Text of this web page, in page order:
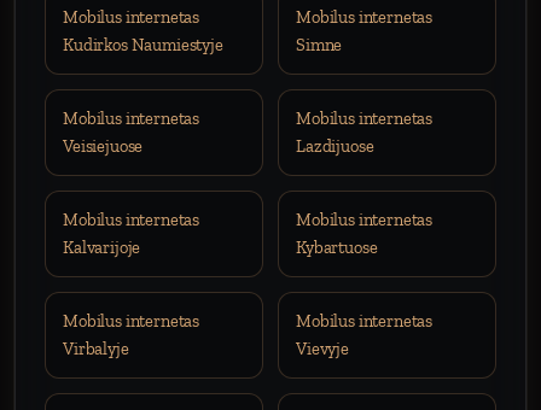
Mobilus internetas
Kudirkos Naumiestyje
Mobilus internetas
Simne
Mobilus internetas
Veisiejuose
Mobilus internetas
Lazdijuose
Mobilus internetas
Kalvarijoje
Mobilus internetas
Kybartuose
Mobilus internetas
Virbalyje
Mobilus internetas
Vievyje